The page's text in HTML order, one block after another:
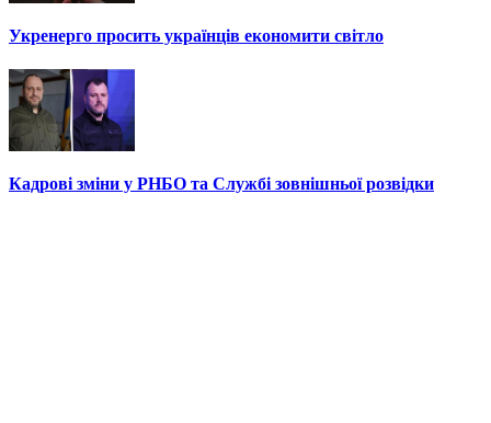
Укренерго просить українців економити світло
Кадрові зміни у РНБО та Службі зовнішньої розвідки